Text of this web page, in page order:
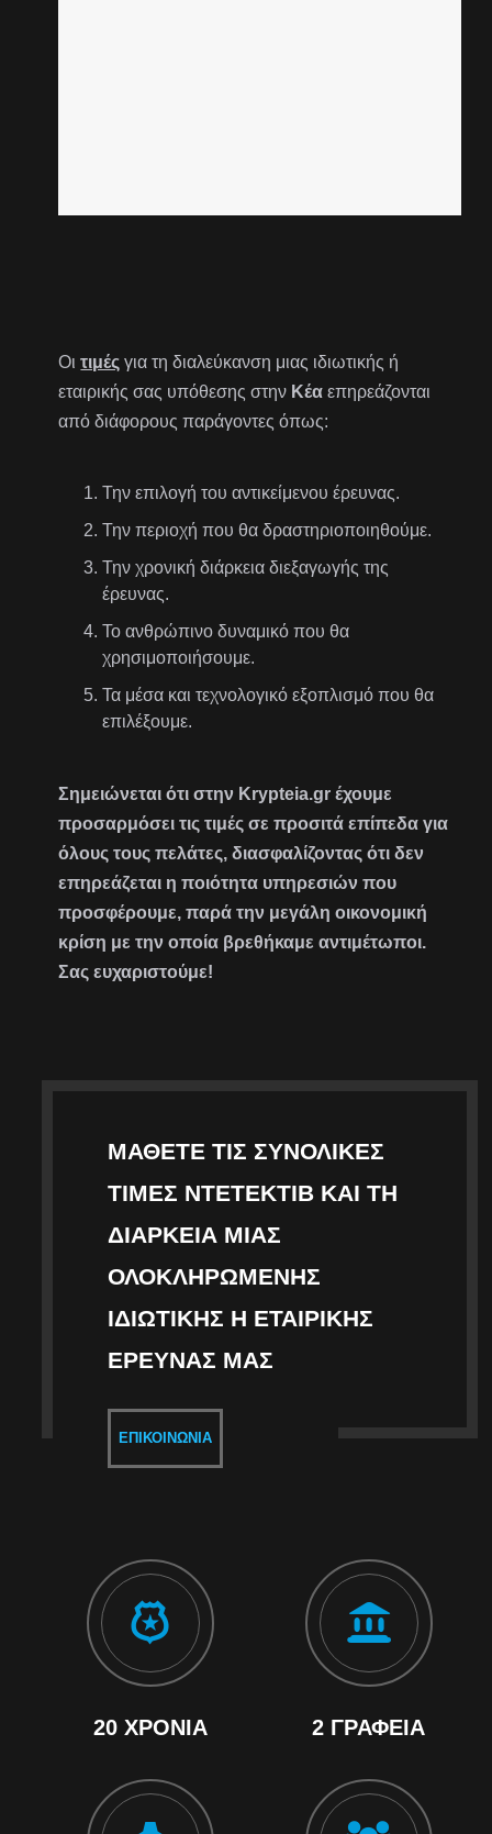
Οιτιμές για τη διαλεύκανση μιας ιδιωτικής ή
εταιρικής σας υπόθεσης στην Κέα επηρεάζονται
από διάφορους παράγοντες όπως:
Την επιλογή του αντικείμενου έρευνας.
Την περιοχή που θα δραστηριοποιηθούμε.
Την χρονική διάρκεια διεξαγωγής της
έρευνας.
Το ανθρώπινο δυναμικό που θα
χρησιμοποιήσουμε.
Τα μέσα και τεχνολογικό εξοπλισμό που θα
επιλέξουμε.
Σημειώνεται ότι στην Krypteia.gr έχουμε
προσαρμόσει τις τιμές σε προσιτά επίπεδα για
όλους τους πελάτες, διασφαλίζοντας ότι δεν
επηρεάζεται η ποιότητα υπηρεσιών που
προσφέρουμε, παρά την μεγάλη οικονομική
κρίση με την οποία βρεθήκαμε αντιμέτωποι.
Σας ευχαριστούμε!
ΜΆΘΕΤΕ ΤΙΣ ΣΥΝΟΛΙΚΈΣ
ΤΙΜΈΣ ΝΤΕΤΈΚΤΙΒ ΚΑΙ ΤΗ
ΔΙΆΡΚΕΙΑ ΜΙΑΣ
ΟΛΟΚΛΗΡΩΜΈΝΗΣ
ΙΔΙΩΤΙΚΉΣ Η ΕΤΑΙΡΙΚΉΣ
ΈΡΕΥΝΑΣ ΜΑΣ
ΕΠΙΚΟΙΝΩΝΊΑ
20 ΧΡΌΝΙΑ 2 ΓΡΑΦΕΊΑ